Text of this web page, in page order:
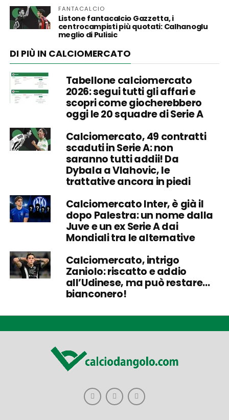
FANTACALCIO
Listone fantacalcio Gazzetta, i
centrocampisti più quotati: Calhanoglu
meglio di Pulisic
DI PIÙ IN CALCIOMERCATO
Tabellone calciomercato
2026: segui tutti gli affari e
scopri come giocherebbero
oggi le 20 squadre di Serie A
Calciomercato, 49 contratti
scaduti in Serie A: non
saranno tutti addii! Da
Dybala a Vlahovic, le
trattative ancora in piedi
Calciomercato Inter, è già il
dopo Palestra: un nome dalla
Juve e un ex Serie A dai
Mondiali tra le alternative
Calciomercato, intrigo
Zaniolo: riscatto e addio
all’Udinese, ma può restare…
bianconero!